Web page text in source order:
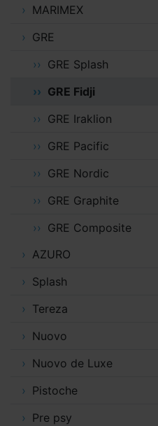
MARIMEX
GRE
GRE Splash
GRE Fidji
GRE Iraklion
GRE Pacific
GRE Nordic
GRE Graphite
GRE Composite
AZURO
Splash
Tereza
Nuovo
Nuovo de Luxe
Pistoche
Pre psy